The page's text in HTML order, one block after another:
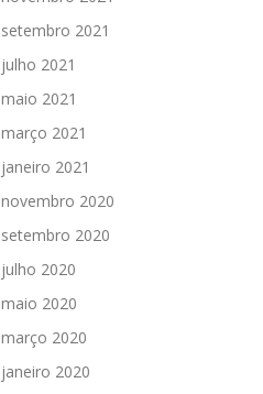
setembro 2021
julho 2021
maio 2021
março 2021
janeiro 2021
novembro 2020
setembro 2020
julho 2020
maio 2020
março 2020
janeiro 2020